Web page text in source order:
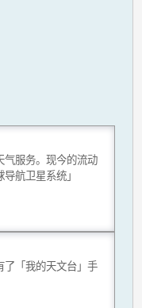
气服务。现今的流动
航卫星系统」
了「我的天文台」手